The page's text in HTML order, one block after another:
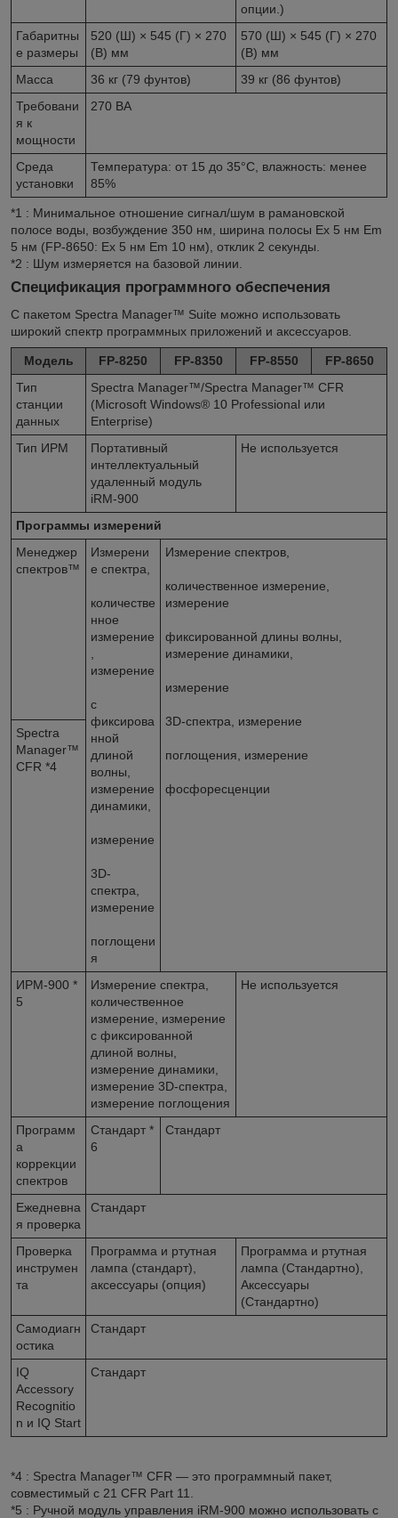
опции.)
Габаритны
е размеры
520 (Ш) × 545 (Г) × 270
(В) мм
570 (Ш) × 545 (Г) × 270
(В) мм
Масса
36 кг (79 фунтов)
39 кг (86 фунтов)
Требовани
я к
мощности
270 ВА
Среда
установки
Температура: от 15 до 35°C, влажность: менее
85%
*1 : Минимальное отношение сигнал/шум в рамановской
полосе воды, возбуждение 350 нм, ширина полосы Ex 5 нм Em
5 нм (FP-8650: Ex 5 нм Em 10 нм), отклик 2 секунды.
*2 : Шум измеряется на базовой линии.
Спецификация программного обеспечения
С пакетом Spectra Manager™ Suite можно использовать
широкий спектр программных приложений и аксессуаров.
Модель FP-8250 FP-8350 FP-8550
FP-8650
Тип
станции
данных
Spectra Manager™/Spectra Manager™ CFR
(Microsoft Windows® 10 Professional или
Enterprise)
Тип ИРМ
Портативный
интеллектуальный
удаленный модуль
iRM-900
Не используется
Программы измерений
Менеджер
спектров™
Измерени
е спектра,
количестве
нное
измерение
измерение
с
фиксирова
нной
длиной
волны,
измерение
динамики,
измерение
3D-
спектра,
измерение
поглощени
я
Измерение спектров,
количественное измерение,
измерение
фиксированной длины волны,
измерение динамики,
измерение
3D-спектра, измерение
поглощения, измерение
фосфоресценции
Spectra
Manager™
CFR *4
ИРМ-900 *
5
Измерение спектра,
количественное
измерение, измерение
с фиксированной
длиной волны,
измерение динамики,
измерение 3D-спектра,
измерение поглощения
Не используется
Программ
а
коррекции
спектров
Стандарт *
6
Стандарт
Ежедневна
я проверка
Стандарт
Проверка
инструмен
та
Программа и ртутная
лампа (стандарт),
аксессуары (опция)
Программа и ртутная
лампа (Стандартно),
Аксессуары
(Стандартно)
Самодиагн
остика
Стандарт
IQ
Accessory
Recognitio
n и IQ Start
Стандарт
*4 : Spectra Manager™ CFR — это программный пакет,
совместимый с 21 CFR Part 11.
*5 : Ручной модуль управления iRM-900 можно использовать с